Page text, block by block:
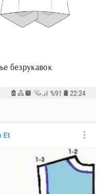
безрукавок